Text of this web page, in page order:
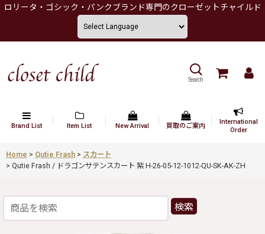
ロリータ・ゴシック・パンクブランド専門のクローゼットチャイルド
Search
Brand List Item List New Arrival 買取のご案内
International
Order
Home > Qutie Frash > スカート
> Qutie Frash / ドラゴンサテンスカート 紫 H-26-05-12-1012-QU-SK-AK-ZH
検索